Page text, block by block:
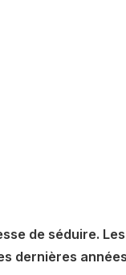
de séduire.
dernières